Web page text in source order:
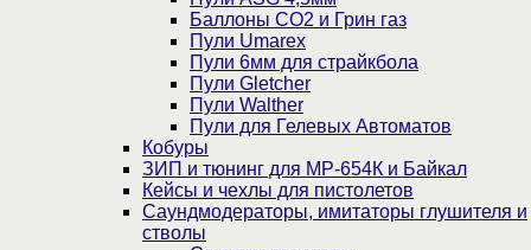
Баллоны CO2 и Грин газ
Пули Umarex
Пули 6мм для страйкбола
Пули Gletcher
Пули Walther
Пули для Гелевых Автоматов
Кобуры
ЗИП и тюнинг для МР-654К и Байкал
Кейсы и чехлы для пистолетов
Саундмодераторы, имитаторы глушителя и
стволы